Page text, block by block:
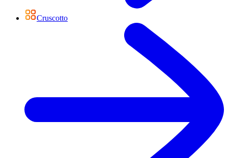
Cruscotto